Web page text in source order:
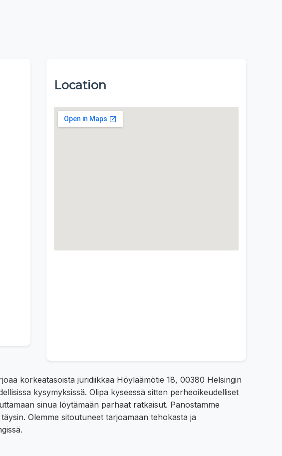
Location
korkeatasoista juridiikkaa Höyläämötie 18, 00380 Helsingin
kysymyksissä. Olipa kyseessä sitten perheoikeudelliset
sinua löytämään parhaat ratkaisut. Panostamme
Olemme sitoutuneet tarjoamaan tehokasta ja